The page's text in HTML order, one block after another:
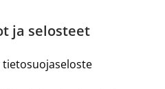
ja selosteet
tietosuojaseloste